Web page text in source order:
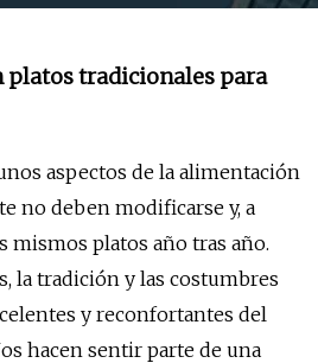
platos tradicionales para
aspectos de la alimentación
no deben modificarse y, a
mismos platos año tras año.
la tradición y las costumbres
y reconfortantes del
hacen sentir parte de una